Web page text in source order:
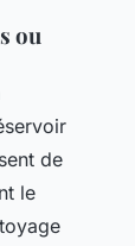
ou
de
le